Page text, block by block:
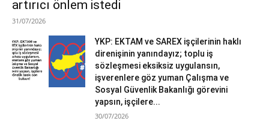
artırıcı önlem istedi
31/07/2026
YKP: EKTAM ve SAREX işçilerinin haklı
direnişinin yanındayız; toplu iş
sözleşmesi eksiksiz uygulansın,
işverenlere göz yuman Çalışma ve
Sosyal Güvenlik Bakanlığı görevini
yapsın, işçilere...
30/07/2026